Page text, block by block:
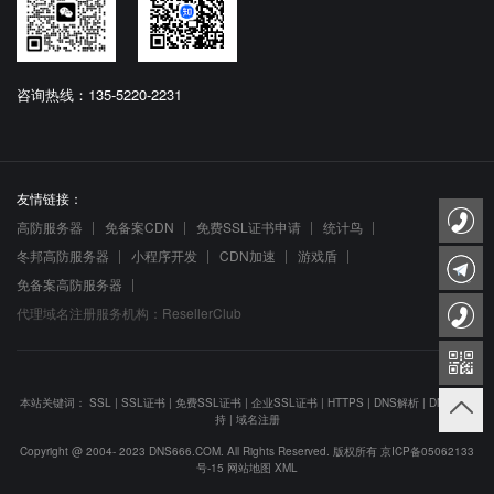
咨询热线：135-5220-2231
友情链接：
高防服务器
免备案CDN 免费SSL证书申请
统计鸟
冬邦高防服务器
小程序开发 CDN加速
游戏盾
免备案高防服务器
代理域名注册服务机构：ResellerClub
本站关键词： SSL | SSL证书 | 免费SSL证书 | 企业SSL证书 | HTTPS | DNS解析 | DNS防劫
持| 域名注册
Copyright @ 2004- 2023 DNS666.COM. All Rights Reserved. 版权所有 京ICP备05062133
号-15 网站地图 XML